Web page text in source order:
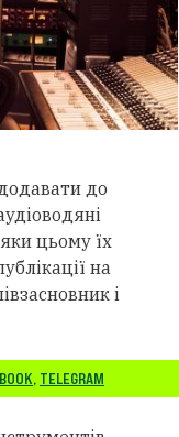
до
цьому їх
на
і
, TELEGRAM